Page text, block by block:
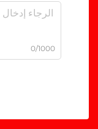
0/1000